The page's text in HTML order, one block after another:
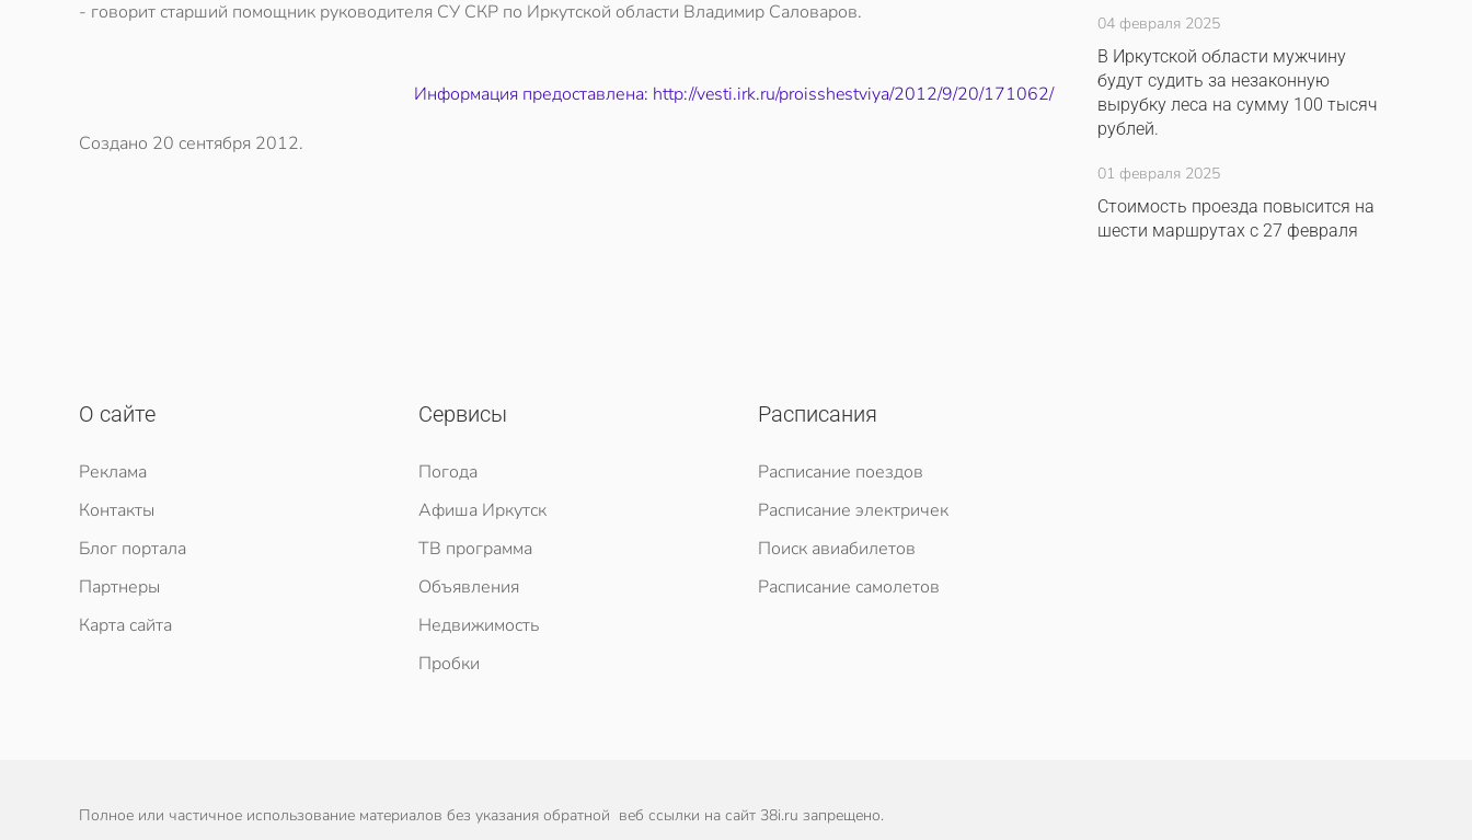
- говорит старший помощник руководителя СУ СКР по Иркутской области Владимир Саловаров.
Информация предоставлена: http://vesti.irk.ru/proisshestviya/2012/9/20/171062/
Создано 20 сентября 2012.
04 февраля 2025
В Иркутской области мужчину
будут судить за незаконную
вырубку леса на сумму 100 тысяч
рублей.
01 февраля 2025
Стоимость проезда повысится на
шести маршрутах с 27 февраля
О сайте
Реклама
Контакты
Блог портала
Партнеры
Карта сайта
Сервисы
Погода
Афиша Иркутск
ТВ программа
Объявления
Недвижимость
Пробки
Расписания
Расписание поездов
Расписание электричек
Поиск авиабилетов
Расписание самолетов
Полное или частичное использование материалов без указания обратной веб ссылки на сайт 38i.ru запрещено.